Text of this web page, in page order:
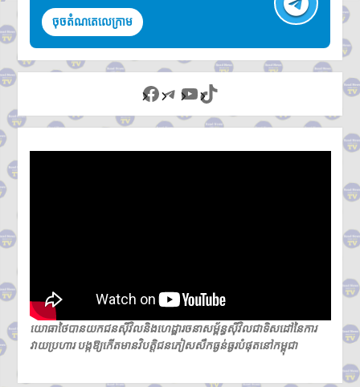
ចុចតំណតេលេក្រាម
Facebook
Telegram
YouTube
TikTok
យោធាថៃបានយកជនស៊ីវិលនិងហេដ្ឋារចនាសម្ព័ន្ធស៊ីវិលជាទិសដៅនៃការ
វាយប្រហារ បង្កឱ្យកើតមានវិបត្តិជនភៀសសឹកធ្ងន់ធ្ងរបំផុតនៅកម្ពុជា